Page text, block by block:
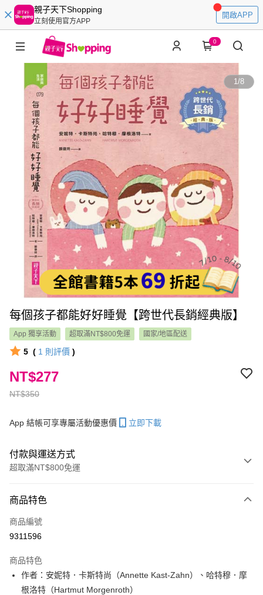
親子天下Shopping
立刻使用官方APP
開啟APP
0
1/8
每個孩子都能好好睡覺【跨世代長銷經典版】
App 獨享活動 超取滿NT$800免運 國家/地區配送
5 ( 1 則評價 )
NT$350
NT$277
App 結帳可享專屬活動優惠價 立即下載
付款與運送方式
超取滿NT$800免運
信用卡一次付款
LINE Pay
大哥付你分期
相關說明
商品特色
商品編號
9311596
商品特色
作者：安妮特．卡斯特尚（Annette Kast-Zahn）、哈特穆．摩
根洛特（Hartmut Morgenroth）